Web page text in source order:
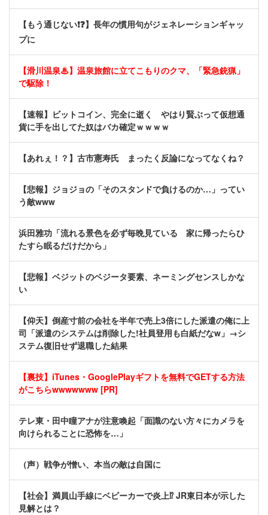
【もう通じない❗❓】長年の慣用句がジェネレーションギャッ
プに
【滑川温泉♨】温泉旅館に立てこもりのクマ、「緊急銃猟」
で駆除！
【速報】ビットコイン、完全に逝く やはり賢ぶって仮想通
貨に手を出してた奴はバカ確定ｗｗｗｗ
【あれぇ！？】古市憲寿氏 まったく反論になってなくね？
【悲報】ジョジョの「そのスタンドで負けるのか…」ってい
う敵www
浜田雅功「流れる景色を必ず毎晩見ている 家に帰ったらひ
たすら眠るだけだから」
【悲報】ベジットのベジータ要素、ネーミングセンスしかな
い
【仰天】倒産寸前の会社を半年で売上3倍にした派遣の俺に上
司「派遣のシステムは削除した!社員登用も白紙だなw」→シ
ステム復旧せず退職した結果
【裏技】iTunes・GooglePlayギフトを無料でGETする方法
がこちらwwwwwww [PR]
テレ東・田中瞳アナが注意喚起「面識のない方々にカメラを
向けられることに恐怖を…」
（声）戦争が憎い、本当の敵は自国に
【社会】満員山手線にベビーカーで炎上⁉ JR東日本が示した
見解とは？